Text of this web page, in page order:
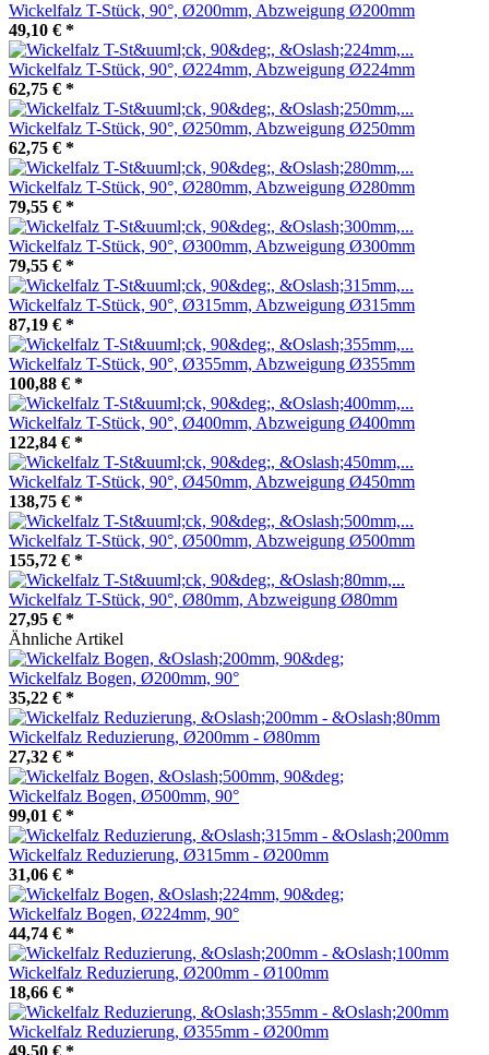
Wickelfalz T-Stück, 90°, Ø200mm, Abzweigung Ø200mm
49,10 € *
Wickelfalz T-Stück, 90°, Ø224mm, Abzweigung Ø224mm
62,75 € *
Wickelfalz T-Stück, 90°, Ø250mm, Abzweigung Ø250mm
62,75 € *
Wickelfalz T-Stück, 90°, Ø280mm, Abzweigung Ø280mm
79,55 € *
Wickelfalz T-Stück, 90°, Ø300mm, Abzweigung Ø300mm
79,55 € *
Wickelfalz T-Stück, 90°, Ø315mm, Abzweigung Ø315mm
87,19 € *
Wickelfalz T-Stück, 90°, Ø355mm, Abzweigung Ø355mm
100,88 € *
Wickelfalz T-Stück, 90°, Ø400mm, Abzweigung Ø400mm
122,84 € *
Wickelfalz T-Stück, 90°, Ø450mm, Abzweigung Ø450mm
138,75 € *
Wickelfalz T-Stück, 90°, Ø500mm, Abzweigung Ø500mm
155,72 € *
Wickelfalz T-Stück, 90°, Ø80mm, Abzweigung Ø80mm
27,95 € *
Ähnliche Artikel
Wickelfalz Bogen, Ø200mm, 90°
35,22 € *
Wickelfalz Reduzierung, Ø200mm - Ø80mm
27,32 € *
Wickelfalz Bogen, Ø500mm, 90°
99,01 € *
Wickelfalz Reduzierung, Ø315mm - Ø200mm
31,06 € *
Wickelfalz Bogen, Ø224mm, 90°
44,74 € *
Wickelfalz Reduzierung, Ø200mm - Ø100mm
18,66 € *
Wickelfalz Reduzierung, Ø355mm - Ø200mm
49,50 € *